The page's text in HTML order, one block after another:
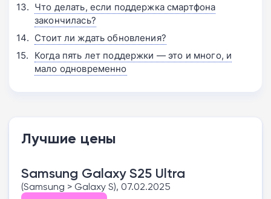
Что делать, если поддержка смартфона
закончилась?
Стоит ли ждать обновления?
Когда пять лет поддержки — это и много, и
мало одновременно
Лучшие цены
Samsung Galaxy S25 Ultra
(Samsung > Galaxy S), 07.02.2025